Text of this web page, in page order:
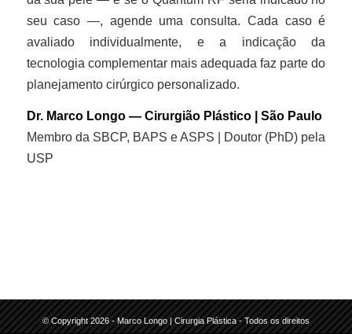
seu caso —, agende uma consulta. Cada caso é
avaliado individualmente, e a indicação da
tecnologia complementar mais adequada faz parte do
planejamento cirúrgico personalizado.
Dr. Marco Longo — Cirurgião Plástico | São Paulo
Membro da SBCP, BAPS e ASPS | Doutor (PhD) pela
USP
© Copyright 2026 - Marco Longo | Cirurgia Plástica - Todos os direitos